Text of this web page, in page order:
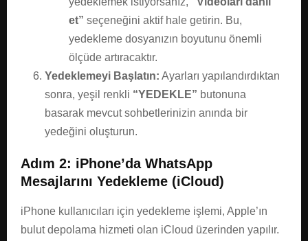
et” seçeneğini aktif hale getirin. Bu,
yedekleme dosyanızın boyutunu önemli
ölçüde artıracaktır.
Yedeklemeyi Başlatın: Ayarları yapılandırdıktan
sonra, yeşil renkli “YEDEKLE” butonuna
basarak mevcut sohbetlerinizin anında bir
yedeğini oluşturun.
Adım 2: iPhone’da WhatsApp
Mesajlarını Yedekleme (iCloud)
iPhone kullanıcıları için yedekleme işlemi, Apple’ın
bulut depolama hizmeti olan iCloud üzerinden yapılır.